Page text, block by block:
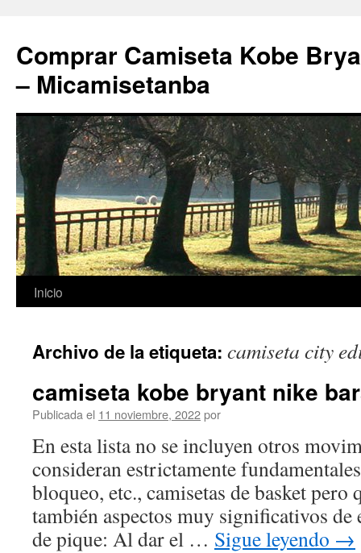
Comprar Camiseta Kobe
– Micamisetanba
Saltar
contenido
Inicio
Archivo de la etiqueta: camiseta city
camiseta kobe bryant nike
Publicada el 11 noviembre, 2022por
En esta lista no se incluyen otros
consideran estrictamente
bloqueo, etc., camisetas de basket pero
también aspectos muy significativos de
de pique: Al dar el … Sigue leyendo →